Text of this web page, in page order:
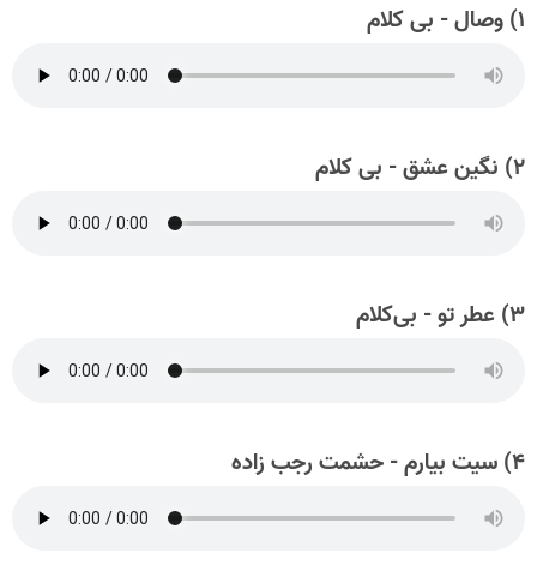
۱) وصال - بی کلام
۲) نگین عشق - بی کلام
۳) عطر تو - بی‌کلام
۴) سیت بیارم - حشمت رجب زاده